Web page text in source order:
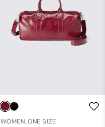
WOMEN, ONE SIZE